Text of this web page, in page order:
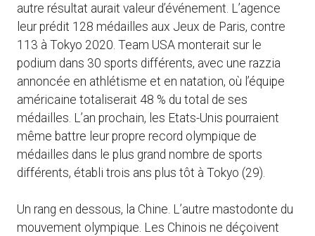
autre résultat aurait valeur d’événement. L’agence
leur prédit 128 médailles aux Jeux de Paris, contre
113 à Tokyo 2020. Team USA monterait sur le
podium dans 30 sports différents, avec une razzia
annoncée en athlétisme et en natation, où l’équipe
américaine totaliserait 48 % du total de ses
médailles. L’an prochain, les Etats-Unis pourraient
même battre leur propre record olympique de
médailles dans le plus grand nombre de sports
différents, établi trois ans plus tôt à Tokyo (29).
Un rang en dessous, la Chine. L’autre mastodonte du
mouvement olympique. Les Chinois ne déçoivent